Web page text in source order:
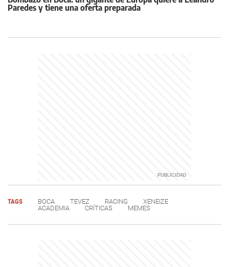
Paredes y tiene una oferta preparada
TAGS BOCA TEVEZ RACING
XENEIZE
ACADEMIA
CRÍTICAS MEMES